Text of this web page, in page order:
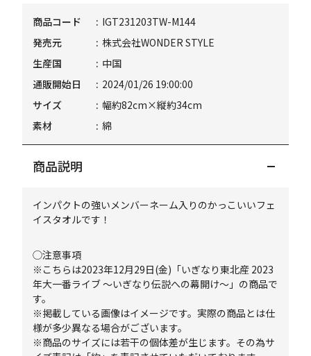
商品コード
IGT231203TW-M144
発売元
株式会社WONDER STYLE
生産国
中国
通販開始日
2024/01/26 19:00:00
サイズ
幅約82cm×縦約34cm
素材
綿
商品説明
インパクトの強いメンバーネーム入りのかっこいいフェ
イスタオルです！
◯注意事項
※こちらは2023年12月29日(金)「いぎなり東北産 2023
年大一番ライブ ～いぎなり伝説への幕開け～」の商品で
す。
※掲載している画像はイメージです。実際の商品とは仕
様が多少異なる場合がございます。
※商品のサイズには若干の個体差が生じます。その為サ